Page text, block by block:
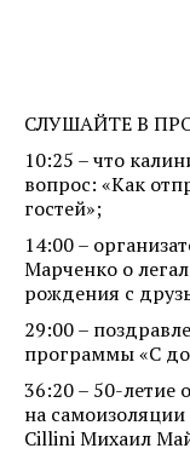
СЛУШАЙТЕ В
10:25 – что
вопрос: «Как
гостей»;
14:00 –
Марченко о
рождения с
29:00 –
программы «С
36:20 – 50-летие
на
Cillini Михаил